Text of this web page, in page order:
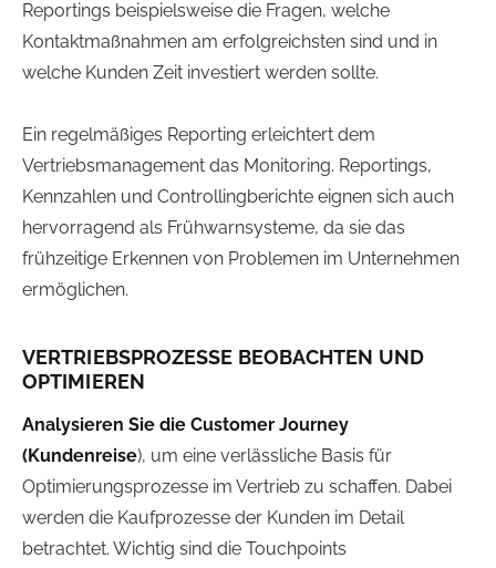
Reportings beispielsweise die Fragen, welche
Kontaktmaßnahmen am erfolgreichsten sind und in
welche Kunden Zeit investiert werden sollte.
Ein regelmäßiges Reporting erleichtert dem
Vertriebsmanagement das Monitoring. Reportings,
Kennzahlen und Controllingberichte eignen sich auch
hervorragend als Frühwarnsysteme, da sie das
frühzeitige Erkennen von Problemen im Unternehmen
ermöglichen.
VERTRIEBSPROZESSE BEOBACHTEN UND
OPTIMIEREN
Analysieren Sie die Customer Journey
(Kundenreise), um eine verlässliche Basis für
Optimierungsprozesse im Vertrieb zu schaffen. Dabei
werden die Kaufprozesse der Kunden im Detail
betrachtet. Wichtig sind die Touchpoints